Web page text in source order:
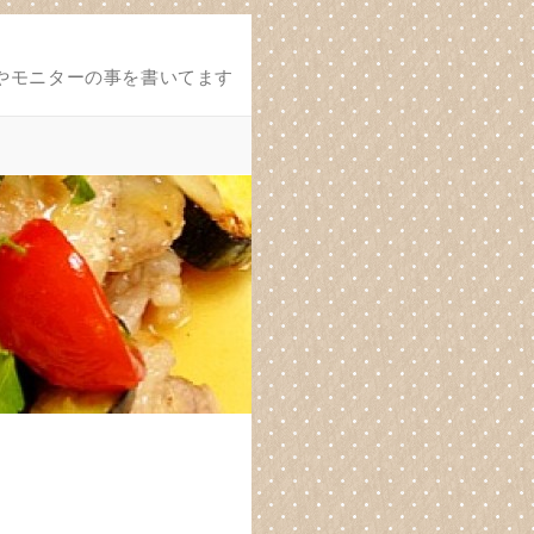
モニターの事を書いてます